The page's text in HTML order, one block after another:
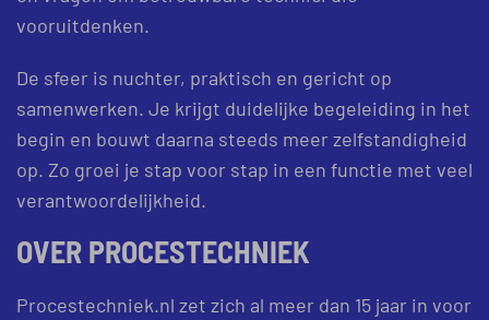
vooruitdenken.
De sfeer is nuchter, praktisch en gericht op
samenwerken. Je krijgt duidelijke begeleiding in het
begin en bouwt daarna steeds meer zelfstandigheid
op. Zo groei je stap voor stap in een functie met veel
verantwoordelijkheid.
OVER PROCESTECHNIEK
Procestechniek.nl zet zich al meer dan 15 jaar in voor